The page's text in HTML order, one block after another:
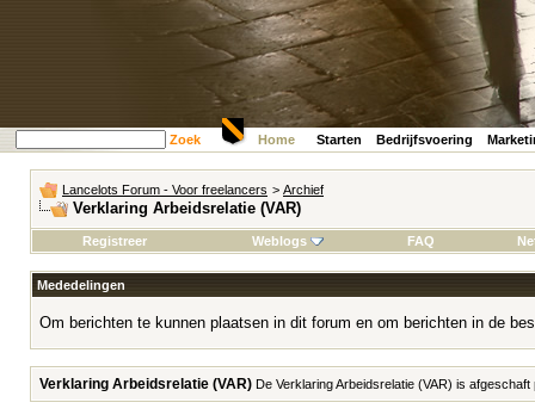
Zoek Home Starten Bedrijfsvoering
Lancelots Forum - Voor freelancers > Archief
Verklaring Arbeidsrelatie (VAR)
Registreer Weblogs FAQ
Mededelingen
Om berichten te kunnen plaatsen in dit forum en om berichten in de
Verklaring Arbeidsrelatie (VAR) De Verklaring Arbeidsrelatie (VAR) is